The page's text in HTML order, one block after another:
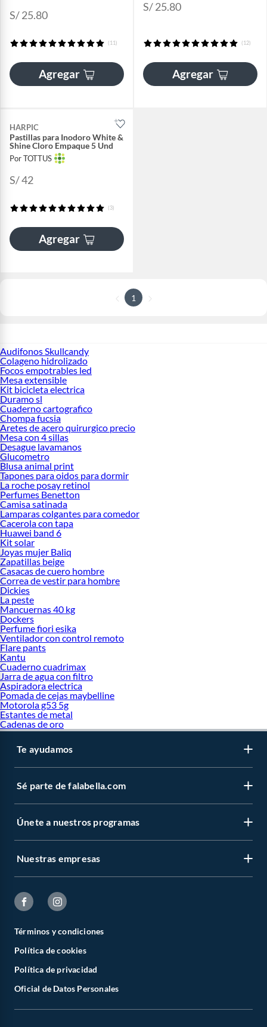
S/ 25.80
(11)
Agregar
S/ 25.80
(12)
Agregar
HARPIC
Pastillas para Inodoro White &
Shine Cloro Empaque 5 Und
Por TOTTUS
S/ 42
(3)
Agregar
1
Audifonos Skullcandy
Colageno hidrolizado
Focos empotrables led
Mesa extensible
Kit bicicleta electrica
Duramo sl
Cuaderno cartografico
Chompa fucsia
Aretes de acero quirurgico precio
Mesa con 4 sillas
Desague lavamanos
Glucometro
Blusa animal print
Tapones para oidos para dormir
La roche posay retinol
Perfumes Benetton
Camisa satinada
Lamparas colgantes para comedor
Cacerola con tapa
Huawei band 6
Kit solar
Joyas mujer Baliq
Zapatillas beige
Casacas de cuero hombre
Correa de vestir para hombre
Dickies
La peste
Mancuernas 40 kg
Dockers
Perfume fiori esika
Ventilador con control remoto
Flare pants
Kantu
Cuaderno cuadrimax
Jarra de agua con filtro
Aspiradora electrica
Pomada de cejas maybelline
Motorola g53 5g
Estantes de metal
Cadenas de oro
Te ayudamos
Sé parte de falabella.com
Únete a nuestros programas
Nuestras empresas
Términos y condiciones
Política de cookies
Política de privacidad
Oficial de Datos Personales